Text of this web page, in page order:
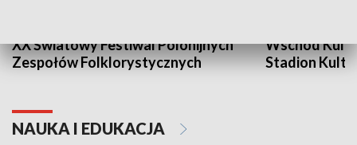
XX Światowy Festiwal Polonijnych
Zespołów Folklorystycznych
Wschód
Stadion
NAUKA I EDUKACJA